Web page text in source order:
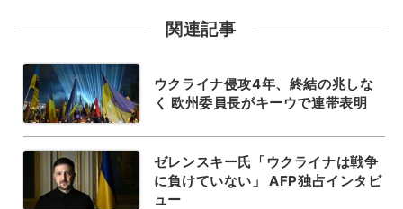
関連記事
ウクライナ侵攻4年、終結の兆しな
く 欧州委員長がキーウで連帯表明
ゼレンスキー氏「ウクライナは戦争
に負けていない」 AFP独占インタビ
ュー